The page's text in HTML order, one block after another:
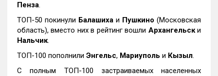
Пенза.
ТОП-50 покинули Балашиха и Пушкино (Московская
область), вместо них в рейтинг вошли Архангельски
Нальчик.
ТОП-100 пополнили Энгельс, Мариуполь и Кызыл.
С полным ТОП-100 застраиваемых населенных